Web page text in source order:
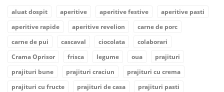
aluat dospit aperitive aperitive festive
aperitive pasti
aperitive rapide
aperitive revelion
carne de porc
carne de pui
cascaval ciocolata
colaborari
Crama Oprisor
frisca legume oua
prajituri
prajituri bune
prajituri craciun
prajituri cu crema
prajituri cu fructe
prajituri de casa
prajituri pasti